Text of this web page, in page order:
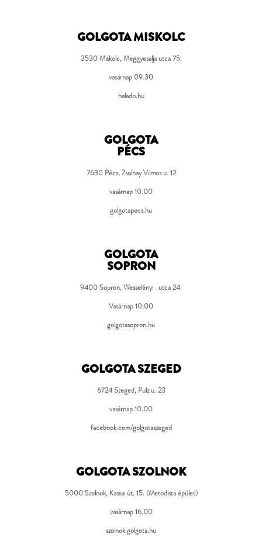
GOLGOTA MISKOLC
3530 Miskolc, Meggyesalja utca 75.
vasárnap 09.30
halado.hu
GOLGOTA
PÉCS
7630 Pécs, Zsolnay Vilmos u. 12
vasárnap 10.00
golgotapecs.hu
GOLGOTA
SOPRON
9400 Sopron, Wesselényi . utca 24.
Vasárnap 10:00
golgotasopron.hu
GOLGOTA SZEGED
6724 Szeged, Pulz u. 23
vasárnap 10.00
facebook.com/golgotaszeged
GOLGOTA SZOLNOK
5000 Szolnok, Kassai út. 15. (Metodista épület)
vasárnap 16.00
szolnok.golgota.hu